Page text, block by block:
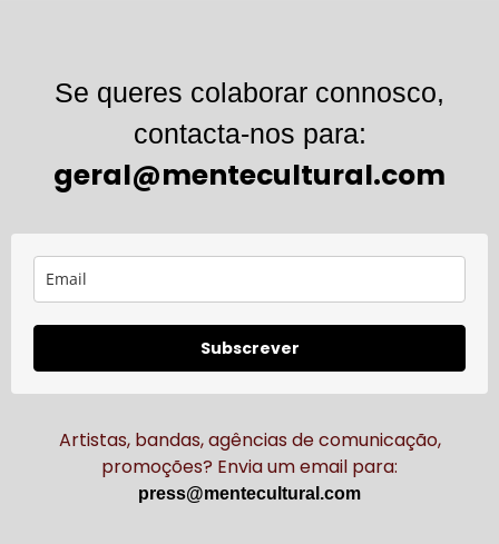
Se queres colaborar connosco,
contacta-nos para:
geral@mentecultural.com
Subscrever
Artistas, bandas, agências de comunicação,
promoções? Envia um email para:
press@mentecultural.com